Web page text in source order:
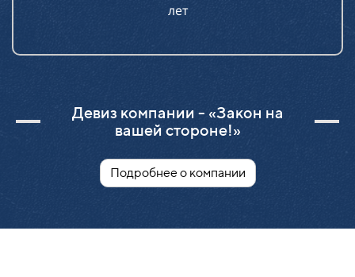
лет
Девиз компании - «Закон на
вашей стороне!»
Подробнее о компании